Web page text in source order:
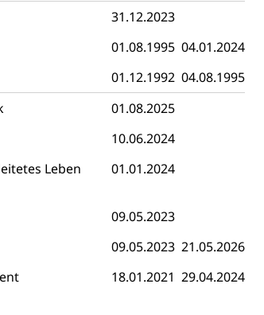
31.12.2023
01.08.1995 04.01.2024
01.12.1992 04.08.1995
01.08.2025
10.06.2024
Leben
01.01.2024
09.05.2023
09.05.2023 21.05.2026
18.01.2021 29.04.2024